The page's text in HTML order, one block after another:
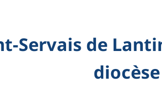
Servais de